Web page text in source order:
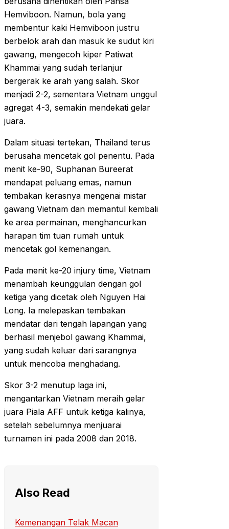
Hemviboon. Namun, bola yang
membentur kaki Hemviboon justru
berbelok arah dan masuk ke sudut kiri
gawang, mengecoh kiper Patiwat
Khammai yang sudah terlanjur
bergerak ke arah yang salah. Skor
menjadi 2-2, sementara Vietnam unggul
agregat 4-3, semakin mendekati gelar
juara.
Dalam situasi tertekan, Thailand terus
berusaha mencetak gol penentu. Pada
menit ke-90, Suphanan Bureerat
mendapat peluang emas, namun
tembakan kerasnya mengenai mistar
gawang Vietnam dan memantul kembali
ke area permainan, menghancurkan
harapan tim tuan rumah untuk
mencetak gol kemenangan.
Pada menit ke-20 injury time, Vietnam
menambah keunggulan dengan gol
ketiga yang dicetak oleh Nguyen Hai
Long. Ia melepaskan tembakan
mendatar dari tengah lapangan yang
berhasil menjebol gawang Khammai,
yang sudah keluar dari sarangnya
untuk mencoba menghadang.
Skor 3-2 menutup laga ini,
mengantarkan Vietnam meraih gelar
juara Piala AFF untuk ketiga kalinya,
setelah sebelumnya menjuarai
turnamen ini pada 2008 dan 2018.
Also Read
Kemenangan Telak Macan